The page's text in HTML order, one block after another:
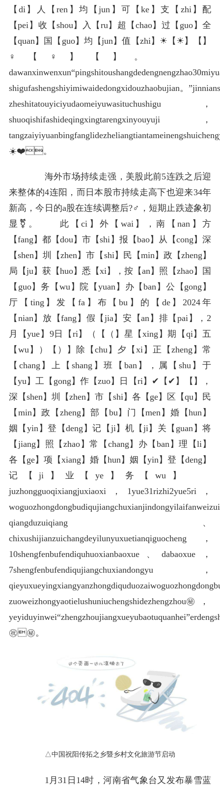
【di】人【ren】均【jun】可【ke】支【zhi】配
【pei】收【shou】入【ru】超【chao】过【guo】全
【quan】国【guo】均【jun】值【zhi】☀【☀】️【️】
♀【♀】️【️】。
shigufashengshiyimiwaidedongxidouzhaobujian。
zheshitatouyiciyudaomeiyuwasituchushigu，
shuoqishifashideqingxingtarengxinyouyuji，
☀️❤️。
海外市场持续走强，美股此前5连跌之后迎
来整体的4连阳，而日本股市持续走高下也迎来34年
新高，今日的a股在连续调整后?♂️，短期止跌迹象初
显⚧️。 此【ci】外【wai】，南【nan】方
【fang】都【dou】市【shi】报【bao】从【cong】深
【shen】圳【zhen】市【shi】民【min】政【zheng】
局【ju】获【huo】悉【xi】，按【an】照【zhao】国
【guo】务【wu】院【yuan】办【ban】公【gong】
厅【ting】发【fa】布【bu】的【de】2024年
【nian】放【fang】假【jia】安【an】排【pai】，2
月【yue】9日【ri】（【（】星【xing】期【qi】五
【wu】）【）】除【chu】夕【xi】正【zheng】常
【chang】上【shang】班【ban】，属【shu】于
【yu】工【gong】作【zuo】日【ri】✔【✔】️【️】，
深【shen】圳【zhen】市【shi】各【ge】区【qu】民
【min】政【zheng】部【bu】门【men】婚【hun】
姻【yin】登【deng】记【ji】机【ji】关【guan】将
【jiang】照【zhao】常【chang】办【ban】理【li】
各【ge】项【xiang】婚【hun】姻【yin】登【deng】
记【ji】业【ye】务【wu】
juzhongguoqixiangjuxiaoxi，1yue31rizhi2yue5ri，
qiangduzuiqiang、
chixushijianzuichangdeyilunyuxuetianqiguocheng，
10shengfenbufendiquhuoxianbaoxue、dabaoxue，
7shengfenbufendiqujiangchuxiandongyu，
zuoweizhongyaotielushuniuchengshidezhengzhou㊙️，
㊗️㊙️。
△中国祝阳传拓之乡暨乡村文化旅游节启动
1月31日14时，河南省气象台又发布暴雪蓝